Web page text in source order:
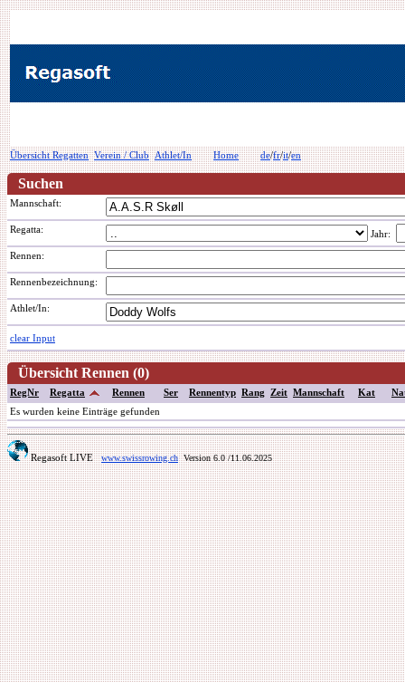
Übersicht Regatten Verein / Club Athlet/In Home de/fr/it/en
Suchen
Mannschaft:
Regatta:
Jahr:
Rennen:
Rennenbezeichnung:
Athlet/In:
clear Input
Übersicht Rennen (0)
RegNr Regatta Rennen Ser Rennentyp Rang Zeit Mannschaft Kat
Es wurden keine Einträge gefunden
Regasoft LIVE www.swissrowing.chVersion 6.0/11.06.2025